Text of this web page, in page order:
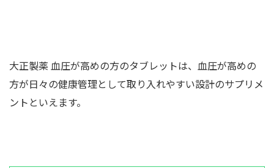
大正製薬 血圧が高めの方のタブレットは、血圧が高めの
方が日々の健康管理として取り入れやすい設計のサプリメ
ントといえます。